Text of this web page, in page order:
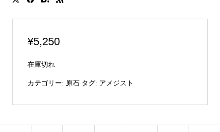
¥5,250
在庫切れ
カテゴリー: 原石 タグ: アメジスト